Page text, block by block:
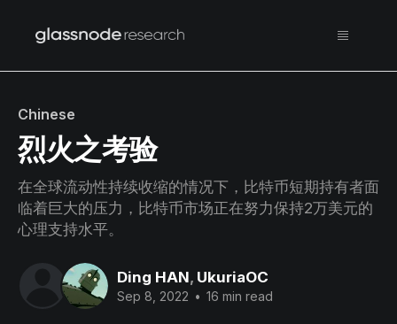
Chinese
烈火之考验
在全球流动性持续收缩的情况下，比特币短期持有者面
临着巨大的压力，比特币市场正在努力保持2万美元的
心理支持水平。
Ding HAN, UkuriaOC
Sep 8, 2022 • 16 min read